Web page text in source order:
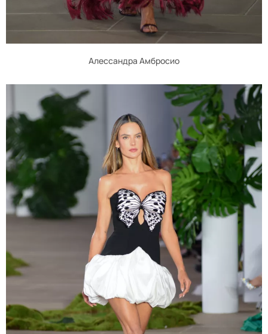
Алессандра Амбросио